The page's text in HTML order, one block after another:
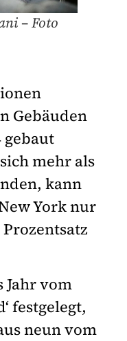
– Foto
Gebäuden
gebaut
mehr als
kann
York nur
Jahr vom
festgelegt,
neun vom